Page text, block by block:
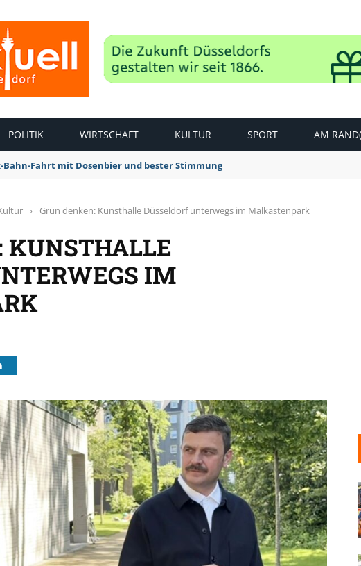
POLITIK WIRTSCHAFT KULTUR SPORT AM
Bahn-Fahrt mit Dosenbier und bester Stimmung
› Grün denken: Kunsthalle Düsseldorf unterwegs im Malkastenpark
KUNSTHALLE
IM